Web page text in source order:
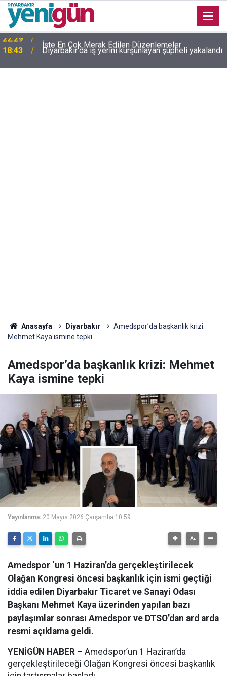
18:43 Diyarbakır'da iş yerini kurşunlayan şüpheli yakalandı
Anasayfa Diyarbakır
Amedspor’da başkanlık krizi:
Mehmet Kaya ismine tepki
Amedspor’da başkanlık krizi: Mehmet
Kaya ismine tepki
Yayınlanma: 20 Mayıs 2026 Çarşamba 10:59
Amedspor ‘un 1 Haziran’da gerçekleştirilecek
Olağan Kongresi öncesi başkanlık için ismi geçtiği
iddia edilen Diyarbakır Ticaret ve Sanayi Odası
Başkanı Mehmet Kaya üzerinden yapılan bazı
paylaşımlar sonrası Amedspor ve DTSO’dan ard arda
resmi açıklama geldi.
YENİGÜN HABER – Amedspor’un 1 Haziran’da
gerçekleştirileceği Olağan Kongresi öncesi başkanlık